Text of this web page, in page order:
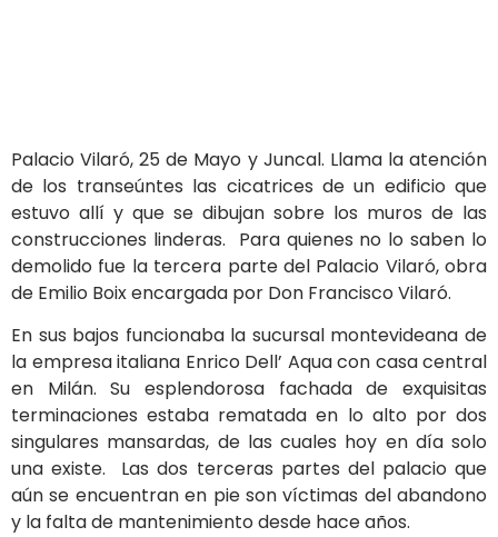
Palacio Vilaró, 25 de Mayo y Juncal. Llama la atención
de los transeúntes las cicatrices de un edificio que
estuvo allí y que se dibujan sobre los muros de las
construcciones linderas. Para quienes no lo saben lo
demolido fue la tercera parte del Palacio Vilaró, obra
de Emilio Boix encargada por Don Francisco Vilaró.
En sus bajos funcionaba la sucursal montevideana de
la empresa italiana Enrico Dell’ Aqua con casa central
en Milán. Su esplendorosa fachada de exquisitas
terminaciones estaba rematada en lo alto por dos
singulares mansardas, de las cuales hoy en día solo
una existe. Las dos terceras partes del palacio que
aún se encuentran en pie son víctimas del abandono
y la falta de mantenimiento desde hace años.